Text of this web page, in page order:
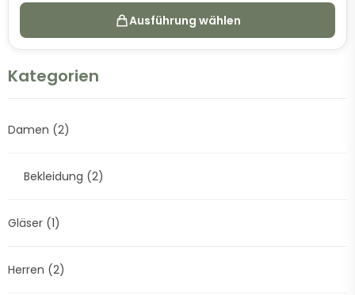
Ausführung wählen
Kategorien
Damen (2)
Bekleidung (2)
Gläser (1)
Herren (2)